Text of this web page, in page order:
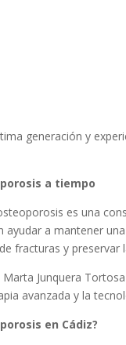
generación y
a tiempo
es una
ayudar a mantener
fracturas y preservar
Marta Junquera
avanzada y la
en Cádiz?